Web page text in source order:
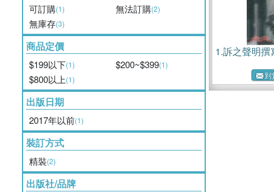
可訂購(1) 無法訂購(2)
無庫存(3)
商品定價
$199以下(1) $200~$399(1)
$800以上(1)
出版日期
2017年以前(1)
裝訂方式
精裝(2)
出版社/品牌
1.訴之聲明撰
到